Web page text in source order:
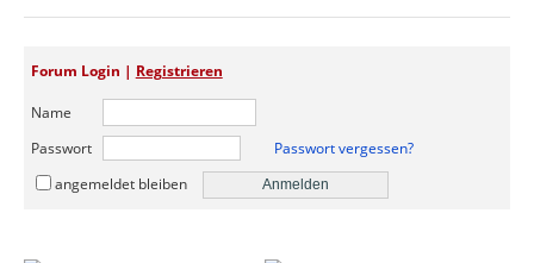
Forum Login | Registrieren
Name
Passwort
Passwort vergessen?
angemeldet bleiben